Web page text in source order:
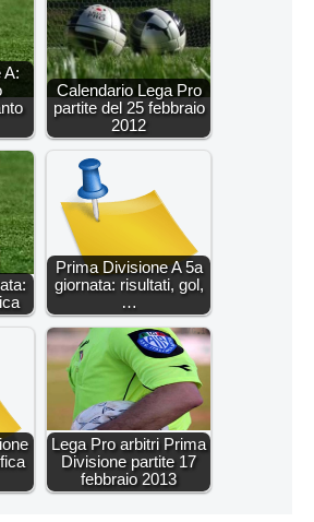
A:
Calendario Lega Pro
partite del 25 febbraio
2012
Prima Divisione A 5a
giornata: risultati, gol,
…
Lega Pro arbitri Prima
Divisione partite 17
febbraio 2013